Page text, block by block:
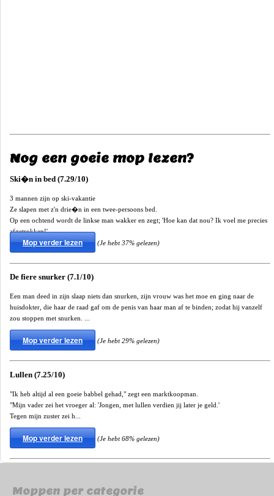
Nog een goeie mop lezen?
Ski�n in bed (7.29/10)
3 mannen zijn op ski-vakantie
Ze slapen met z'n drie�n in een twee-persoons bed.
Op een ochtend wordt de linkse man wakker en zegt; 'Hoe kan dat nou? Ik voel me precies
afgetrokken!'
Mop verder lezen (Je hebt 37% gelezen)
De fiere snurker (7.1/10)
Een man deed in zijn slaap niets dan snurken, zijn vrouw was het moe en ging naar de
huisdokter, die haar de raad gaf om de penis van haar man af te binden; zodat hij vanzelf
zou stoppen met snurken. ...
Mop verder lezen (Je hebt 29% gelezen)
Lullen (7.25/10)
"Ik heb altijd al een goeie babbel gehad," zegt een marktkoopman.
"Mijn vader zei het vroeger al: 'Jongen, met lullen verdien jij later je geld.'
Tegen mijn zuster zei h...
Mop verder lezen (Je hebt 68% gelezen)
Moppen per categorie